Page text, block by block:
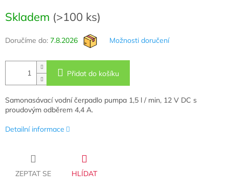
cena:
Skladem (>100 ks)
Doručíme do: 7.8.2026 Možnosti doručení
Přidat do košíku
Samonasávací vodní čerpadlo pumpa 1,5 l / min, 12 V DC s
proudovým odběrem 4,4 A.
Detailní informace
ZEPTAT SE HLÍDAT